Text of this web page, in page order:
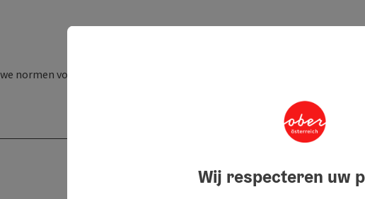
normen voor natuurlijke gezondheidsproducten van hoge kwaliteit.
Wij respecteren uw